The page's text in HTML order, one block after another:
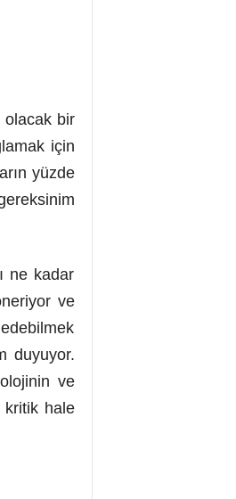
olacak bir
için
yüzde
ne kadar
ve
duyuyor.
ve
kritik hale